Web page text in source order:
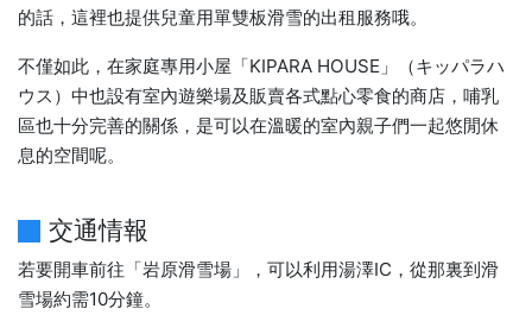
的話，這裡也提供兒童用單雙板滑雪的出租服務哦。
不僅如此，在家庭專用小屋「KIPARA HOUSE」（キッパラハ
ウス）中也設有室內遊樂場及販賣各式點心零食的商店，哺乳
區也十分完善的關係，是可以在溫暖的室內親子們一起悠閒休
息的空間呢。
交通情報
若要開車前往「岩原滑雪場」，可以利用湯澤IC，從那裏到滑
雪場約需10分鐘。